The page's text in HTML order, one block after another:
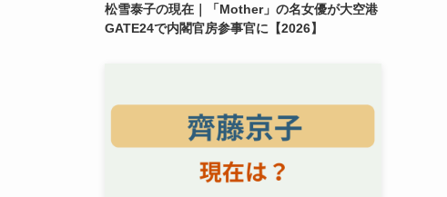
松雪泰子の現在｜「Mother」の名女優が大空港
GATE24で内閣官房参事官に【2026】